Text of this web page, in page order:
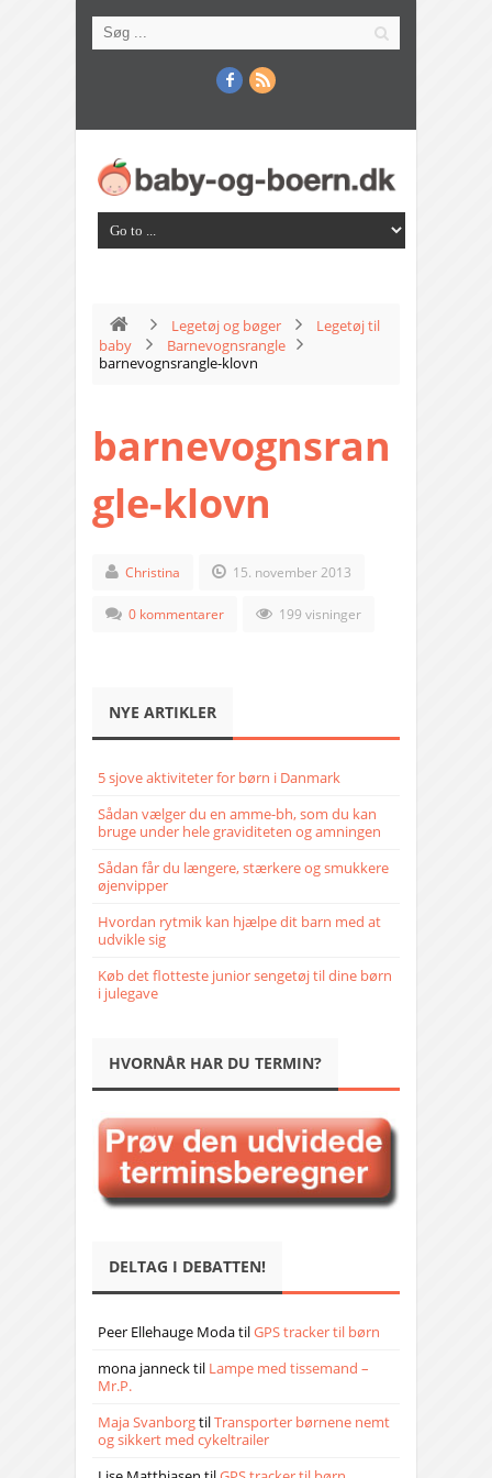
Legetøj og bøger
Legetøj til
baby
Barnevognsrangle
barnevognsrangle-klovn
barnevognsran
gle-klovn
Christina 15. november 2013
0 kommentarer 199 visninger
NYE ARTIKLER
5 sjove aktiviteter for børn i Danmark
Sådan vælger du en amme-bh, som du kan
bruge under hele graviditeten og amningen
Sådan får du længere, stærkere og smukkere
øjenvipper
Hvordan rytmik kan hjælpe dit barn med at
udvikle sig
Køb det flotteste junior sengetøj til dine børn
i julegave
HVORNÅR HAR DU TERMIN?
DELTAG I DEBATTEN!
Peer Ellehauge ModatilGPS tracker til børn
mona jannecktil Lampe med tissemand –
Mr.P.
Maja SvanborgtilTransporter børnene nemt
og sikkert med cykeltrailer